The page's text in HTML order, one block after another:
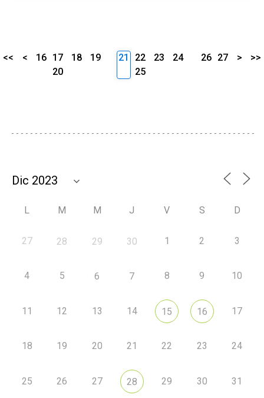
<< < 16 17 18
19
20
21 22 23
24
25
26 27 > >>
L M M J V S D
27 28 29 30 1 2 3
4 5 6 7 8 9 10
11 12 13 14 15 16 17
18 19 20 21 22 23 24
25 26 27 28 29 30 31